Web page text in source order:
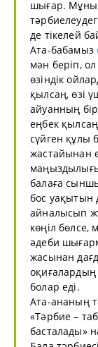
шығар.
де тікелей
Ата-бабамыз
мән беріп,
өзіндік
қылсаң, өзі
айуанның
еңбек
сүйген құлы
жастайынан
балаға
бос уақытын
айналысып
көңіл бөлсе,
әдеби
жасынан
болар еді.
Ата-ананың
«Тәрбие –
басталады»